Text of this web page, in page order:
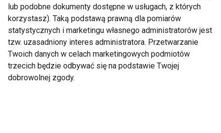
Warszawa zyskała
nowe butikowe studio
fitness. KNOX stawia
na trening w klubowej
Xtreme Brands ma już
200 lokalizacji. Polska
sieć fitness szykuje
lub podobne dokumenty dostępne w usługach, z których
korzystasz). Taką podstawą prawną dla pomiarów
statystycznych i marketingu własnego administratorów jest
tzw. uzasadniony interes administratora. Przetwarzanie
Twoich danych w celach marketingowych podmiotów
trzecich będzie odbywać się na podstawie Twojej
dobrowolnej zgody.